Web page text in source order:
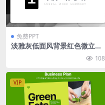
免费PPT
淡雅灰低面风背景红色微立体
108
VIP